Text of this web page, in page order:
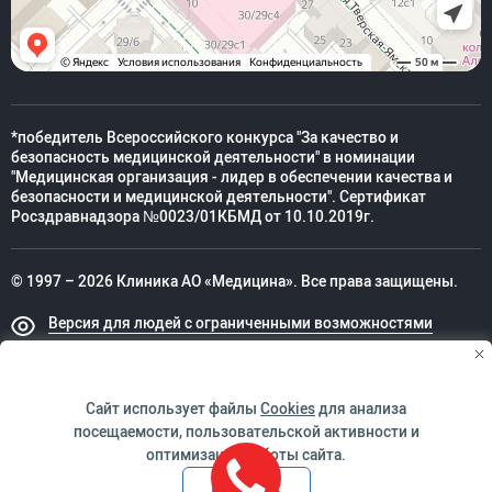
Санкт-Петербург, 2023 г.
«Ультразвуковая диагностика в ортопедии», г.
Казань, 2022 г.
Ehlers-Danlos Syndrome ECHO Clinicians
UK/Europe (CLN10B), 2022 г.
Ehlers-Danlos Syndrome ECHO Allied Health
Professionals North America Drop-in Sessions,
2022 г.
«Техника внутрисуставных и внесуставных
манипуляций на конечностях под контролем
ультрасонографии», г. Москва, 2022 г.
Аутологичная клеточная регенерация при
мышечной системы (PRP – терапия), г. Москва,
2022 г.
Современные возможности диагностики,
*победитель Всероссийского конкурса "За качество и
безопасность медицинской деятельности" в номинации
"Медицинская организация - лидер в обеспечении качества и
безопасности и медицинской деятельности". Сертификат
Росздравнадзора №0023/01КБМД от 10.10.2019г.
© 1997 – 2026 Клиника АО «Медицина». Все права защищены.
Версия для людей с ограниченными возможностями
ИМЕЮТСЯ ПРОТИВОПОКАЗАНИЯ. НЕОБХОДИМО
Сайт использует файлы Cookiesдля анализа
посещаемости, пользовательской активности и
оптимизации работы сайта.